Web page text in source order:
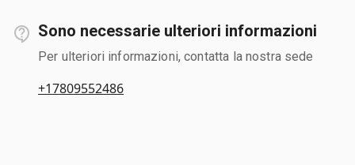
Sono necessarie ulteriori informazioni
Per ulteriori informazioni, contatta la nostra sede
+17809552486